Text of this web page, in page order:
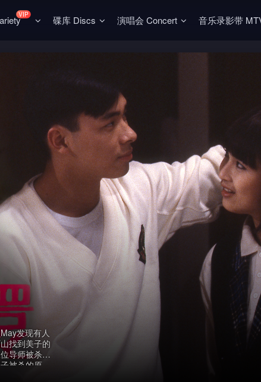
VIP 碟库 Discs 演唱会 Concert 音乐录影带
发现有人
找到美子的
导师被杀，
被杀的原
美子与慧子